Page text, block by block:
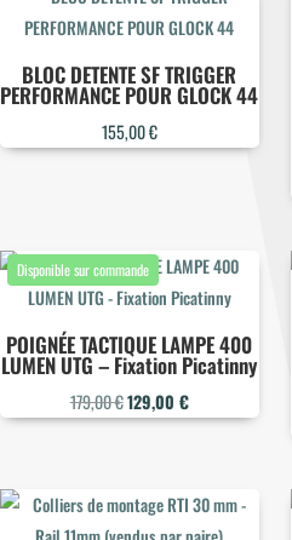
récent
plus
ancien
BLOC DETENTE SF TRIGGER
PERFORMANCE POUR GLOCK 44
155,00€
POIGNÉE TACTIQUE LAMPE 400
LUMEN UTG – Fixation Picatinny
179,00€Le
prix
était :
179,00 €.
129,00 €Le
prix
est :
129,00 €.